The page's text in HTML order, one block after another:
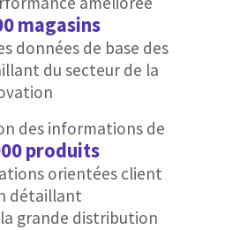
magasins
données de base des
du secteur de la
des informations de
produits
orientées client
détaillant
grande distribution